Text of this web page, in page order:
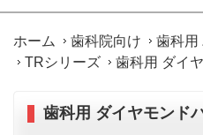
ホーム 歯科院向け 歯科用
TRシリーズ
歯科用 ダイ
歯科用 ダイヤモンド